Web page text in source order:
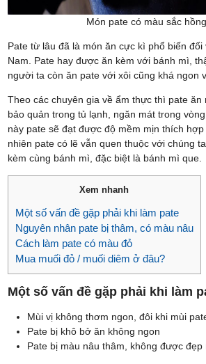
Món pate có màu sắc
Pate từ lâu đã là món ăn cực kì phổ biến
Nam. Pate hay được ăn kèm với bánh mì,
người ta còn ăn pate với xôi cũng khá ngon
Theo các chuyên gia về ẩm thực thì pate
bảo quản trong tủ lạnh, ngăn mát trong
này pate sẽ đạt được độ mềm mịn thích
nhiên pate có lẽ vẫn quen thuộc với chúng
kèm cùng bánh mì, đặc biệt là bánh mì que.
Xem nhanh
Một số vấn đề gặp phải khi làm pate
Nguyên nhân pate bị thâm, có màu nâu
Cách làm pate có màu đỏ
Mua muối đỏ / muối diêm ở đâu?
Một số vấn đề gặp phải khi làm
Mùi vị không thơm ngon, đôi khi mùi
Pate bị khô bở ăn không ngon
Pate bị màu nâu thâm, không được đẹp